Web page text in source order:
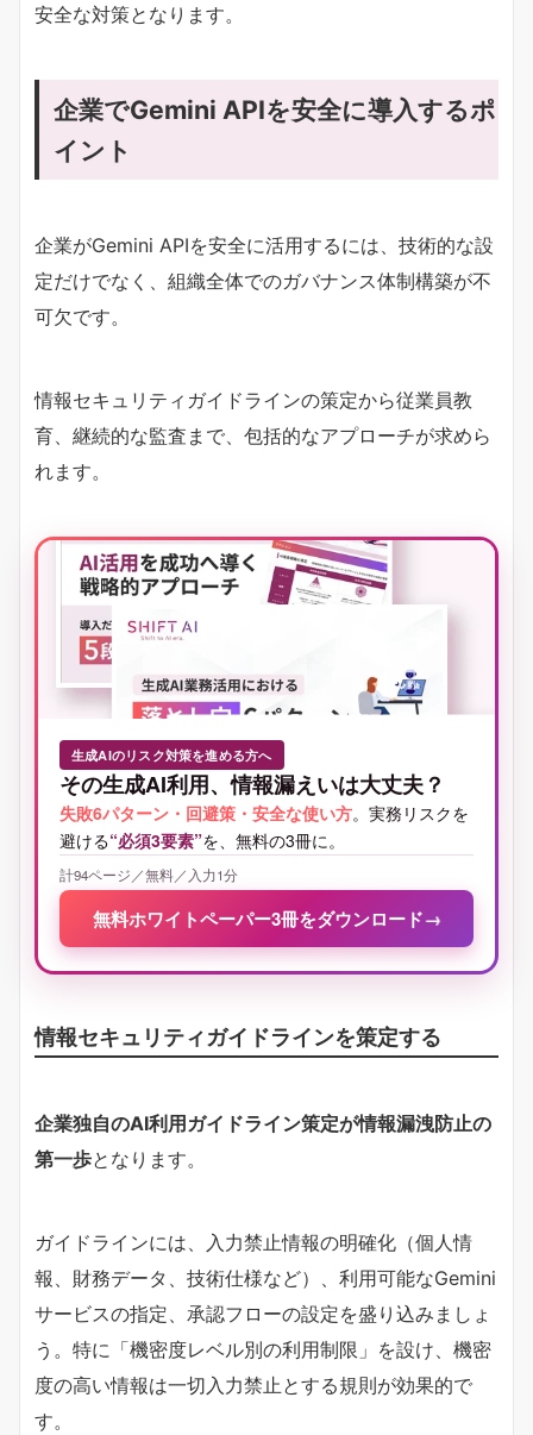
安全な対策となります。
企業でGemini APIを安全に導入するポ
イント
企業がGemini APIを安全に活用するには、技術的な設
定だけでなく、組織全体でのガバナンス体制構築が不
可欠です。
情報セキュリティガイドラインの策定から従業員教
育、継続的な監査まで、包括的なアプローチが求めら
れます。
生成AIのリスク対策を進める方へ
その生成AI利用、情報漏えいは大丈夫？
失敗6パターン・回避策・安全な使い方。実務リスクを
避ける“必須3要素”を、無料の3冊に。
計94ページ／無料／入力1分
無料ホワイトペーパー3冊をダウンロード→
情報セキュリティガイドラインを策定する
企業独自のAI利用ガイドライン策定が情報漏洩防止の
第一歩となります。
ガイドラインには、入力禁止情報の明確化（個人情
報、財務データ、技術仕様など）、利用可能なGemini
サービスの指定、承認フローの設定を盛り込みましょ
う。特に「機密度レベル別の利用制限」を設け、機密
度の高い情報は一切入力禁止とする規則が効果的で
す。